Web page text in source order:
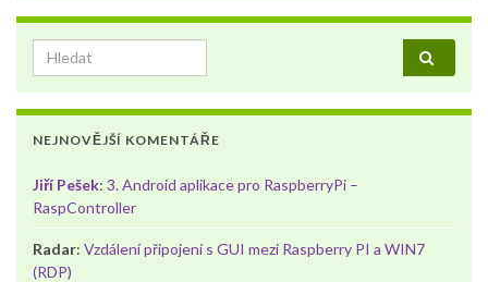
Search for:
NEJNOVĚJŠÍ KOMENTÁŘE
Jiří Pešek: 3. Android aplikace pro RaspberryPi –
RaspController
Radar: Vzdálení připojení s GUI mezi Raspberry PI a WIN7
(RDP)